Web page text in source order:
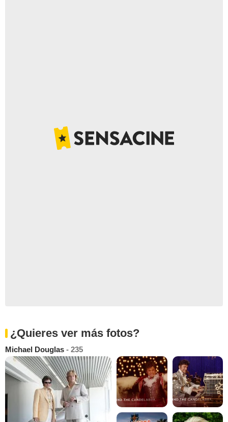
¿Quieres ver más fotos?
Michael Douglas - 235